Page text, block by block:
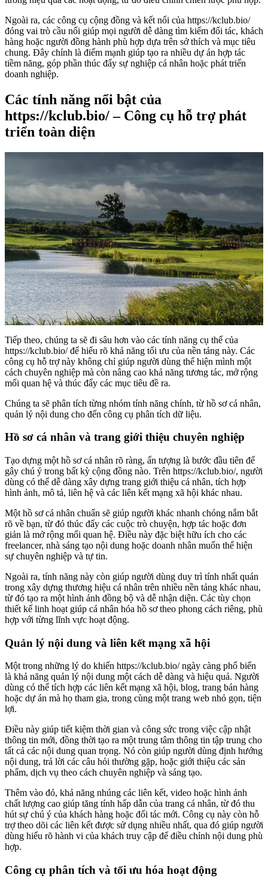
Ngoài ra, các công cụ cộng đồng và kết nối của https://kclub.bio/
đóng vai trò cầu nối giúp mọi người dễ dàng tìm kiếm đối tác, khách
hàng hoặc người đồng hành phù hợp dựa trên sở thích và mục tiêu
chung. Đây chính là điểm mạnh giúp tạo ra nhiều dự án hợp tác
tiềm năng, góp phần thúc đẩy sự nghiệp cá nhân hoặc phát triển
doanh nghiệp.
Các tính năng nổi bật của
https://kclub.bio/ – Công cụ hỗ trợ phát
triển toàn diện
Tiếp theo, chúng ta sẽ đi sâu hơn vào các tính năng cụ thể của
https://kclub.bio/ để hiểu rõ khả năng tối ưu của nền tảng này. Các
công cụ hỗ trợ này không chỉ giúp người dùng thể hiện mình một
cách chuyên nghiệp mà còn nâng cao khả năng tương tác, mở rộng
mối quan hệ và thúc đẩy các mục tiêu đề ra.
Chúng ta sẽ phân tích từng nhóm tính năng chính, từ hồ sơ cá nhân,
quản lý nội dung cho đến công cụ phân tích dữ liệu.
Hồ sơ cá nhân và trang giới thiệu chuyên nghiệp
Tạo dựng một hồ sơ cá nhân rõ ràng, ấn tượng là bước đầu tiên để
gây chú ý trong bất kỳ cộng đồng nào. Trên https://kclub.bio/, người
dùng có thể dễ dàng xây dựng trang giới thiệu cá nhân, tích hợp
hình ảnh, mô tả, liên hệ và các liên kết mạng xã hội khác nhau.
Một hồ sơ cá nhân chuẩn sẽ giúp người khác nhanh chóng nắm bắt
rõ về bạn, từ đó thúc đẩy các cuộc trò chuyện, hợp tác hoặc đơn
giản là mở rộng mối quan hệ. Điều này đặc biệt hữu ích cho các
freelancer, nhà sáng tạo nội dung hoặc doanh nhân muốn thể hiện
sự chuyên nghiệp và tự tin.
Ngoài ra, tính năng này còn giúp người dùng duy trì tính nhất quán
trong xây dựng thương hiệu cá nhân trên nhiều nền tảng khác nhau,
từ đó tạo ra một hình ảnh đồng bộ và dễ nhận diện. Các tùy chọn
thiết kế linh hoạt giúp cá nhân hóa hồ sơ theo phong cách riêng, phù
hợp với từng lĩnh vực hoạt động.
Quản lý nội dung và liên kết mạng xã hội
Một trong những lý do khiến https://kclub.bio/ ngày càng phổ biến
là khả năng quản lý nội dung một cách dễ dàng và hiệu quả. Người
dùng có thể tích hợp các liên kết mạng xã hội, blog, trang bán hàng
hoặc dự án mà họ tham gia, trong cùng một trang web nhỏ gọn, tiện
lợi.
Điều này giúp tiết kiệm thời gian và công sức trong việc cập nhật
thông tin mới, đồng thời tạo ra một trung tâm thông tin tập trung cho
tất cả các nội dung quan trọng. Nó còn giúp người dùng định hướng
nội dung, trả lời các câu hỏi thường gặp, hoặc giới thiệu các sản
phẩm, dịch vụ theo cách chuyên nghiệp và sáng tạo.
Thêm vào đó, khả năng nhúng các liên kết, video hoặc hình ảnh
chất lượng cao giúp tăng tính hấp dẫn của trang cá nhân, từ đó thu
hút sự chú ý của khách hàng hoặc đối tác mới. Công cụ này còn hỗ
trợ theo dõi các liên kết được sử dụng nhiều nhất, qua đó giúp người
dùng hiểu rõ hành vi của khách truy cập để điều chỉnh nội dung phù
hợp.
Công cụ phân tích và tối ưu hóa hoạt động